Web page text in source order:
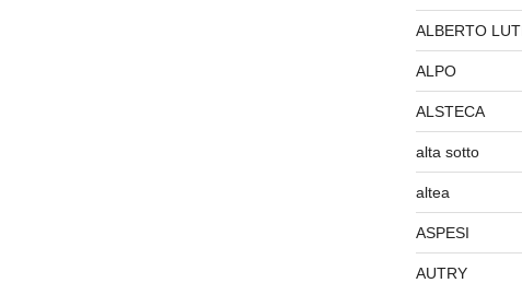
ALBERTO
ALPO
ALSTECA
alta sotto
altea
ASPESI
AUTRY